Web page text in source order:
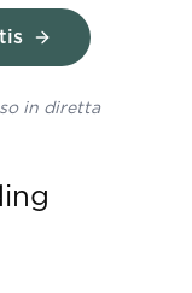
in diretta